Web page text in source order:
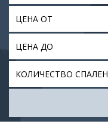
ЦЕНА ОТ
ЦЕНА ДО
КОЛИЧЕСТВО СПАЛЕН